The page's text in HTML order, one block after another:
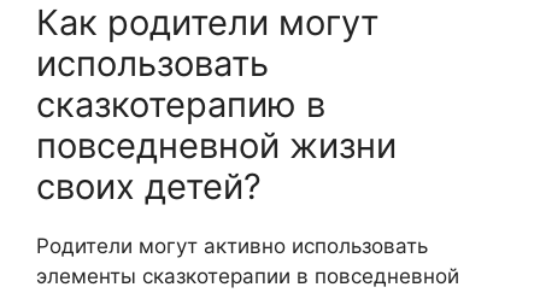
Как родители могут
использовать
сказкотерапию в
повседневной жизни
своих детей?
Родители могут активно использовать
элементы сказкотерапии в повседневной